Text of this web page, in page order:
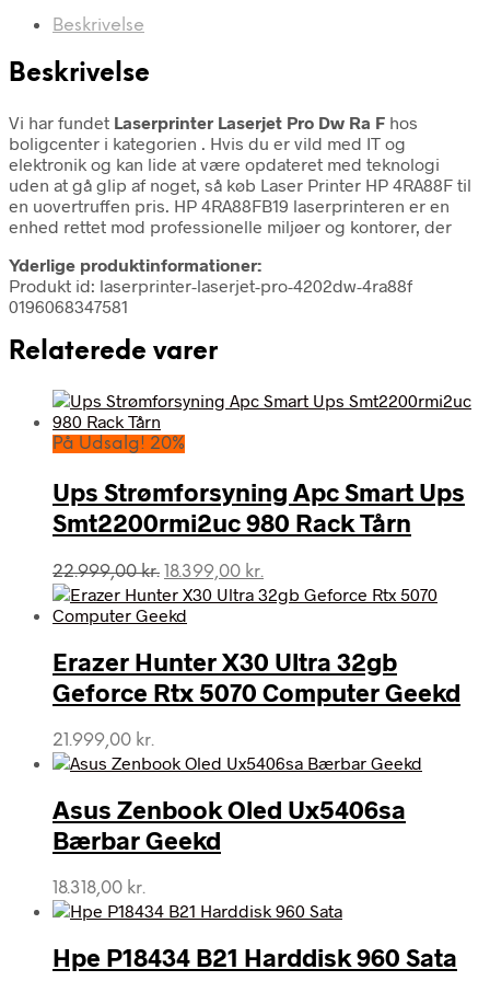
Beskrivelse
Beskrivelse
Vi har fundet Laserprinter Laserjet Pro Dw Ra F hos
boligcenter i kategorien . Hvis du er vild med IT og
elektronik og kan lide at være opdateret med teknologi
uden at gå glip af noget, så køb Laser Printer HP 4RA88F til
en uovertruffen pris. HP 4RA88FB19 laserprinteren er en
enhed rettet mod professionelle miljøer og kontorer, der
Yderlige produktinformationer:
Produkt id: laserprinter-laserjet-pro-4202dw-4ra88f
0196068347581
Relaterede varer
På Udsalg! 20%
Ups Strømforsyning Apc Smart Ups
Smt2200rmi2uc 980 Rack Tårn
22.999,00kr. Den
oprindelige
pris
22.999,00 kr..
18.399,00 kr.
aktuelle
18.399,00 kr..
Erazer Hunter X30 Ultra 32gb
Geforce Rtx 5070 Computer Geekd
21.999,00 kr.
Asus Zenbook Oled Ux5406sa
Bærbar Geekd
18.318,00 kr.
Hpe P18434 B21 Harddisk 960 Sata